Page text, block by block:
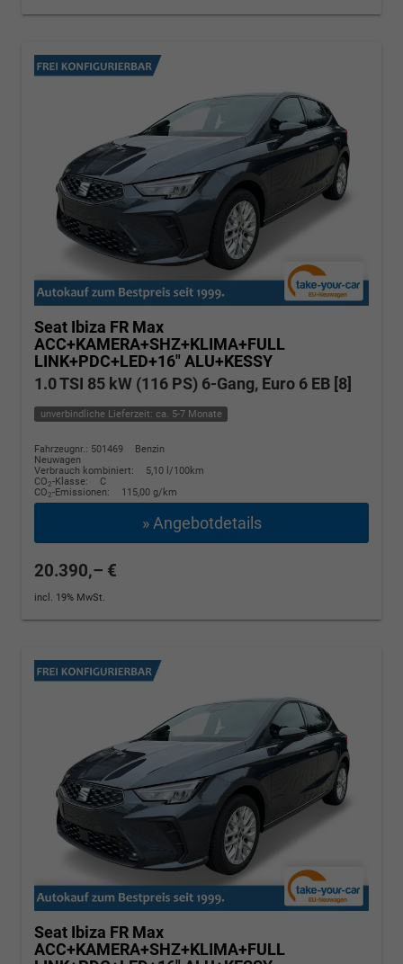
Seat Ibiza FR Max
ACC+KAMERA+SHZ+KLIMA+FULL
LINK+PDC+LED+16" ALU+KESSY
1.0 TSI 85 kW (116 PS) 6-Gang, Euro 6 EB [8]
unverbindliche Lieferzeit: ca. 5-7 Monate
Fahrzeugnr.: 501469
Benzin
Neuwagen
Verbrauch kombiniert:
5,10 l/100km
CO2-Klasse:
C
CO2-Emissionen: 115,00 g/km
» Angebotdetails
20.390,– €
incl. 19% MwSt.
Seat Ibiza FR Max
ACC+KAMERA+SHZ+KLIMA+FULL